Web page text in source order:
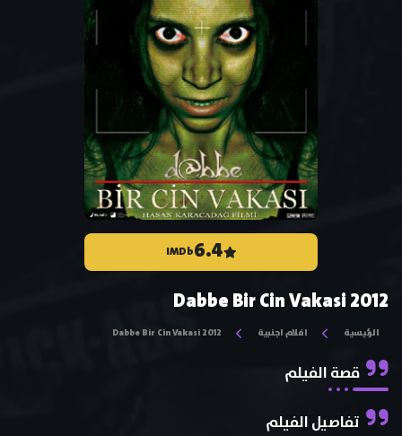
6.4
IMDb
Dabbe Bir Cin Vakasi 2012
الرئيسية افلام اجنبية Dabbe Bir Cin Vakasi 2012
قصة الفيلم
تفاصيل الفيلم